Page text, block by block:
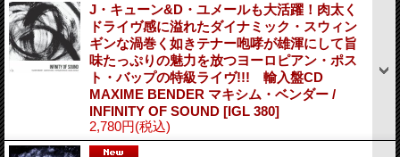
J・キューン&D・ユメールも大活躍！肉太く
ドライヴ感に溢れたダイナミック・スウィン
ギンな渦巻く如きテナー咆哮が雄渾にして旨
味たっぷりの魅力を放つヨーロピアン・ポス
ト・バップの特級ライヴ!!! 輸入盤CD
MAXIME BENDER マキシム・ベンダー /
INFINITY OF SOUND [IGL 380]
2,780円(税込)